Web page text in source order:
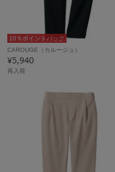
10％ポイントバック
CAROUGE（カルージュ）
¥5,940
再入荷